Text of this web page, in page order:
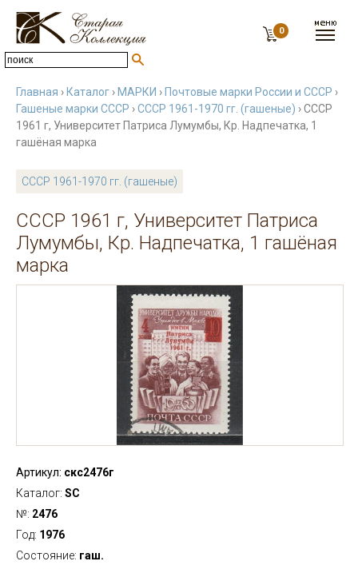
0
Главная › Каталог › МАРКИ › Почтовые марки России и СССР ›
Гашеные марки СССР ›СССР 1961-1970 гг. (гашеные) › СССР
1961 г, Университет Патриса Лумумбы, Кр. Надпечатка, 1
гашёная марка
СССР 1961-1970 гг. (гашеные)
СССР 1961 г, Университет Патриса
Лумумбы, Кр. Надпечатка, 1 гашёная
марка
Артикул: скс2476г
Каталог: SC
№: 2476
Год: 1976
Состояние: гаш.